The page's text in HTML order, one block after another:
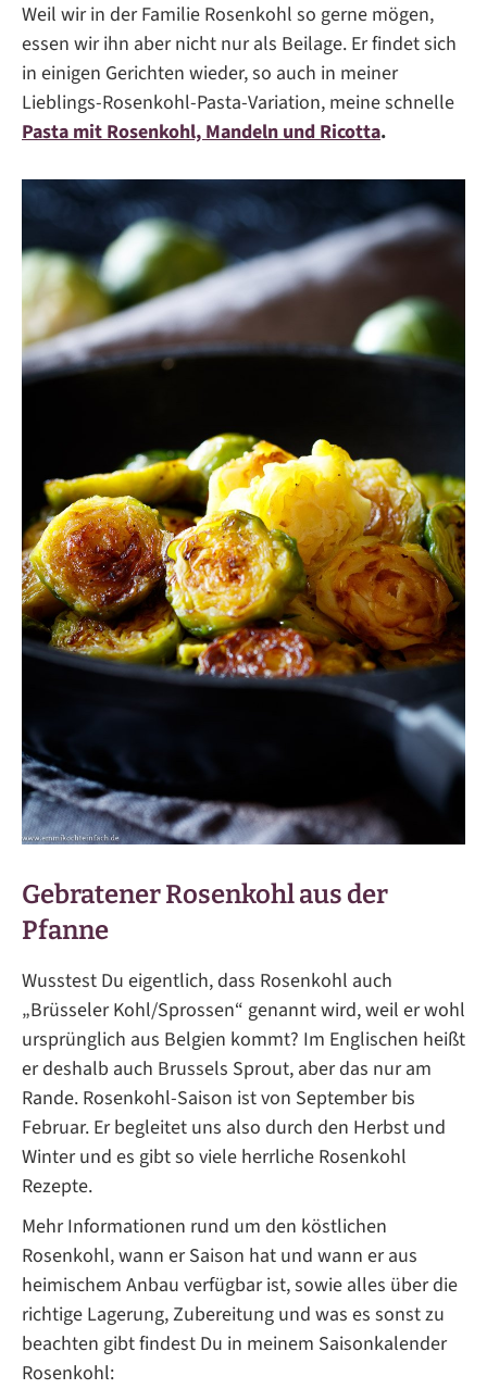
Weil wir in der Familie Rosenkohl so gerne mögen,
essen wir ihn aber nicht nur als Beilage. Er findet sich
in einigen Gerichten wieder, so auch in meiner
Lieblings-Rosenkohl-Pasta-Variation, meine schnelle
Pasta mit Rosenkohl, Mandeln und Ricotta.
Gebratener Rosenkohl aus der
Pfanne
Wusstest Du eigentlich, dass Rosenkohl auch
„Brüsseler Kohl/Sprossen“ genannt wird, weil er wohl
ursprünglich aus Belgien kommt? Im Englischen heißt
er deshalb auch Brussels Sprout, aber das nur am
Rande. Rosenkohl-Saison ist von September bis
Februar. Er begleitet uns also durch den Herbst und
Winter und es gibt so viele herrliche Rosenkohl
Rezepte.
Mehr Informationen rund um den köstlichen
Rosenkohl, wann er Saison hat und wann er aus
heimischem Anbau verfügbar ist, sowie alles über die
richtige Lagerung, Zubereitung und was es sonst zu
beachten gibt findest Du in meinem Saisonkalender
Rosenkohl: